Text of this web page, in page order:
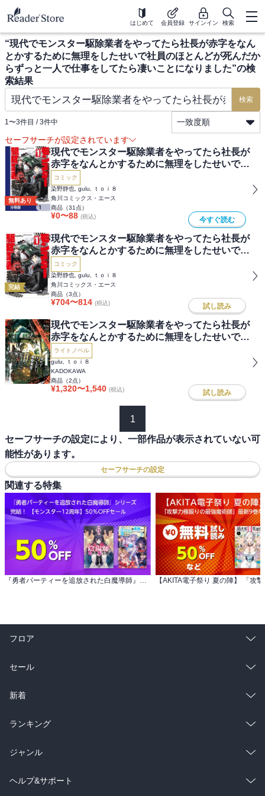
はじめて 会員登録 サインイン 検索
“現代でモンスター駆除業者をやってたら社長が赤字をなん
とかするために無理をしたせいで社員のほとんどが死んだか
らずっと一人で仕事をしてたら凄いことになりました”の検
索結果
検索
1〜3件目 / 3件中
一致度順
セーフサーチが設定されています
無料あり
現代でモンスター駆除業者をやってたら社長が
赤字をなんとかするために無理をしたせいで社
員のほとんどが死んだからずっと一人で仕事を
してたら凄いことになりました【分冊版】
コミック
染野静也, gulu, ｔｏｉ８
角川コミックス・エース
商品（31 点）
¥0〜88 (税込) 今すぐ読む
完結
現代でモンスター駆除業者をやってたら社長が
赤字をなんとかするために無理をしたせいで社
員のほとんどが死んだからずっと一人で仕事を
してたら凄いことになりました
コミック
染野静也, gulu, ｔｏｉ８
角川コミックス・エース
商品（3点）
¥704〜814 (税込) 試し読み
現代でモンスター駆除業者をやってたら社長が
赤字をなんとかするために無理をしたせいで社
員のほとんどが死んだからずっと一人で仕事を
してたら凄いことになりました
ライトノベル
gulu, ｔｏｉ８
KADOKAWA
商品（2点）
¥1,320〜1,540 (税込) 試し読み
1
セーフサーチの設定により、一部作品が表示されていない可
能性があります。
セーフサーチの設定
関連する特集
『勇者パーティーを追放された白魔導師』シリーズ 完結！ 【モンスター12周年】50％OFFセール
フロア
総合
ラノベ
雑誌・グラビア
BL・TL
セール
総合
ラノベ
雑誌・グラビア
BL・TL
新着
総合
ラノベ
雑誌・グラビア
ランキング
総合
ラノベ
ジャンル
コミック
ヘルプ&サポート